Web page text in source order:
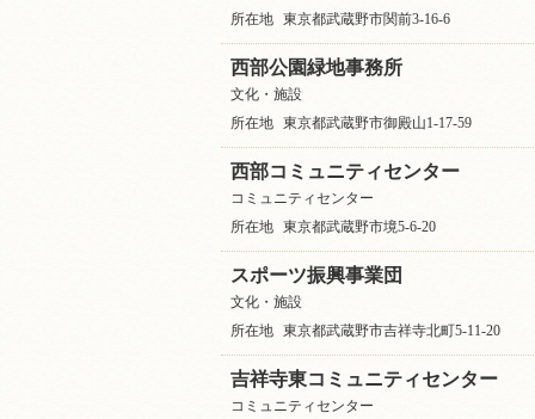
所在地
東京都武蔵野市関前3-16-6
西部公園緑地事務所
文化・施設
所在地
東京都武蔵野市御殿山1-17-59
西部コミュニティセンター
コミュニティセンター
所在地
東京都武蔵野市境5-6-20
スポーツ振興事業団
文化・施設
所在地
東京都武蔵野市吉祥寺北町5-11-20
吉祥寺東コミュニティセンター
コミュニティセンター